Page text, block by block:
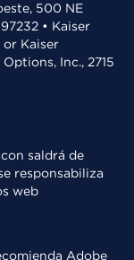
500 NE
• Kaiser
Kaiser
Inc., 2715
saldrá de
responsabiliza
web
Adobe